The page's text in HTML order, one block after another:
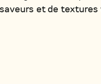
et de textures